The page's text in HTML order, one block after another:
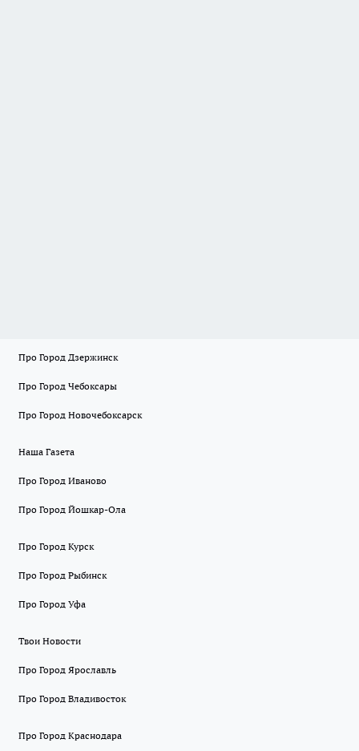
Про Город Дзержинск
Про Город Чебоксары
Про Город Новочебоксарск
Наша Газета
Про Город Иваново
Про Город Йошкар-Ола
Про Город Курск
Про Город Рыбинск
Про Город Уфа
Твои Новости
Про Город Ярославль
Про Город Владивосток
Про Город Краснодара